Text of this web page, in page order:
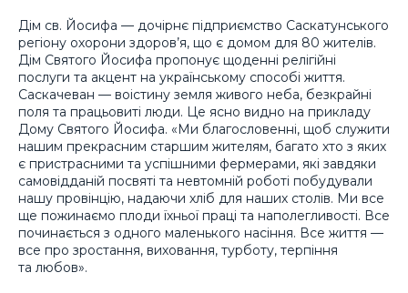
Дім св. Йосифа — дочірнє підприємство Саскатунського
регіону охорони здоров’я, що є домом для 80 жителів.
Дім Святого Йосифа пропонує щоденні релігійні
послуги та акцент на українському способі життя.
Саскачеван — воістину земля живого неба, безкрайні
поля та працьовиті люди. Це ясно видно на прикладу
Дому Святого Йосифа. «Ми благословенні, щоб служити
нашим прекрасним старшим жителям, багато хто з яких
є пристрасними та успішними фермерами, які завдяки
самовідданій посвяті та невтомній роботі побудували
нашу провінцію, надаючи хліб для наших столів. Ми все
ще пожинаємо плоди їхньої праці та наполегливості. Все
починається з одного маленького насіння. Все життя —
все про зростання, виховання, турботу, терпіння
та любов».